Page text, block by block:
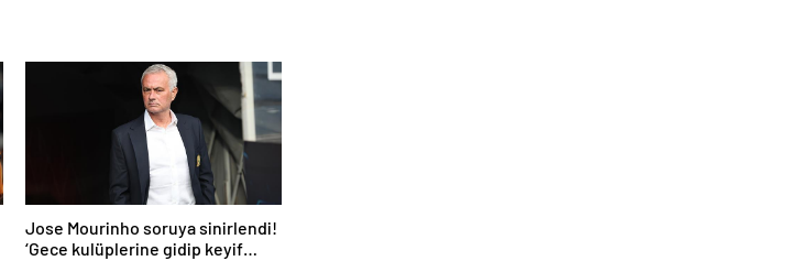
Jose Mourinho soruya sinirlendi!
‘Gece kulüplerine gidip keyif